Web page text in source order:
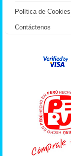
Política de Cookies
Contáctenos